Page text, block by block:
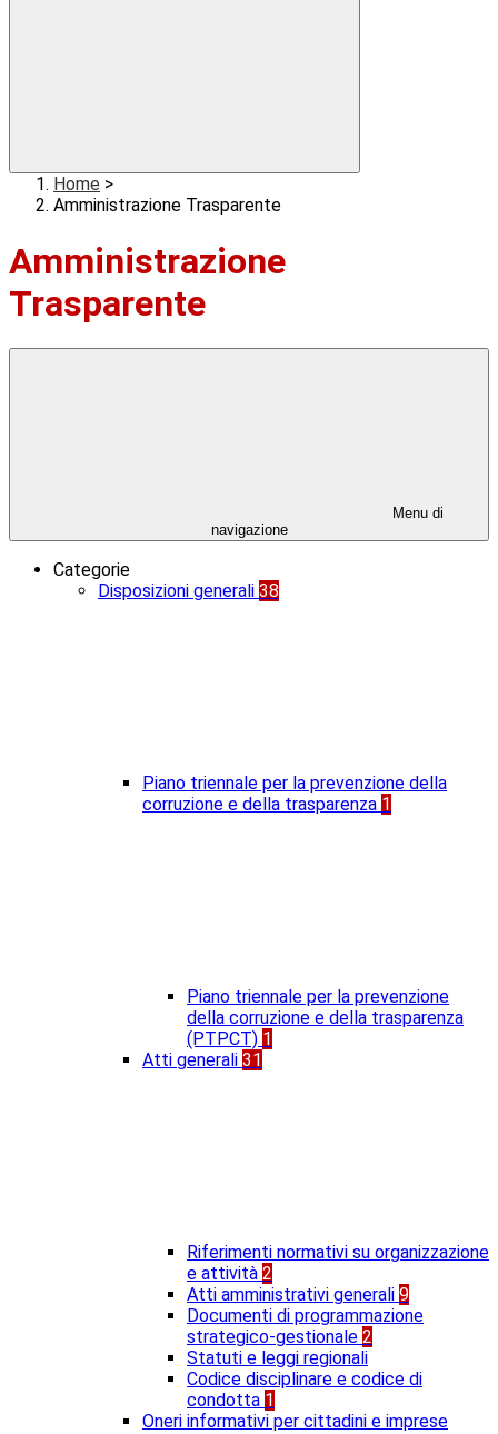
Home >
Amministrazione Trasparente
Amministrazione
Trasparente
Menu di
navigazione
Categorie
Disposizioni generali 38
Piano triennale per la prevenzione della
corruzione e della trasparenza 1
Piano triennale per la prevenzione
della corruzione e della trasparenza
(PTPCT) 1
Atti generali 31
Riferimenti normativi su organizzazione
e attività 2
Atti amministrativi generali 9
Documenti di programmazione
strategico-gestionale 2
Statuti e leggi regionali
Codice disciplinare e codice di
condotta 1
Oneri informativi per cittadini e imprese